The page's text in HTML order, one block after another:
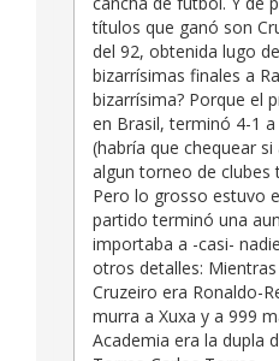
títulos que ganó son
del 92, obtenida lugo
bizarrísimas finales a
bizarrísima? Porque el
en Brasil, terminó 4-1
(habría que chequear
algun torneo de clubes
Pero lo grosso estuvo
partido terminó una
importaba a -casi-
otros detalles:
Cruzeiro era Ronaldo-
murra a Xuxa y a 999
Academia era la dupla